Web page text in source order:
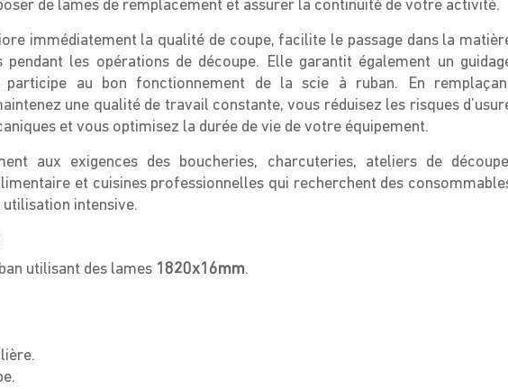
de lames de remplacement et assurer la continuité de votre activité.
immédiatement la qualité de coupe, facilite le passage dans la
les opérations de découpe. Elle garantit également un
au bon fonctionnement de la scie à ruban. En
une qualité de travail constante, vous réduisez les risques
et vous optimisez la durée de vie de votre équipement.
aux exigences des boucheries, charcuteries, ateliers de
et cuisines professionnelles qui recherchent des
utilisation intensive.
utilisant des lames 1820x16mm.